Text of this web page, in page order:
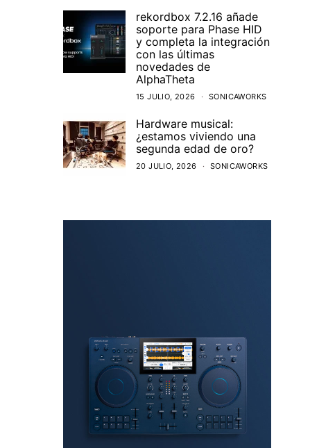
rekordbox 7.2.16 añade
soporte para Phase HID
y completa la integración
con las últimas
novedades de
AlphaTheta
15 JULIO, 2026 SONICAWORKS
Hardware musical:
¿estamos viviendo una
segunda edad de oro?
20 JULIO, 2026 SONICAWORKS